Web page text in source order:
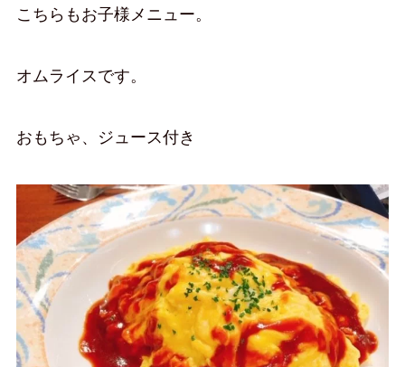
こちらもお子様メニュー。
オムライスです。
おもちゃ、ジュース付き